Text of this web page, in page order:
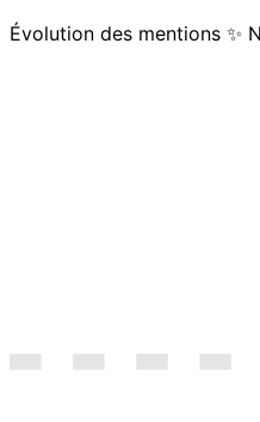
Évolution des mentions ✨